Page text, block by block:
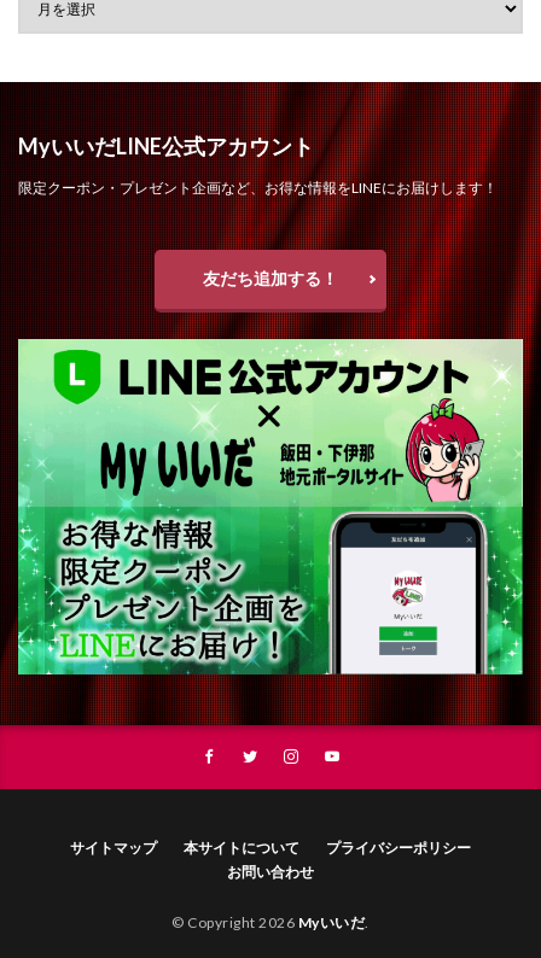
MyいいだLINE公式アカウント
限定クーポン・プレゼント企画など、お得な情報をLINEにお届けします！
友だち追加する！
サイトマップ 本サイトについて
プライバシーポリシー
お問い合わせ
© Copyright 2026 Myいいだ.